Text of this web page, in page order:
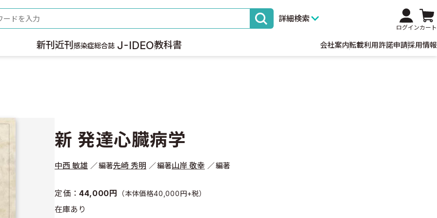
詳細検索
ログインカート
新刊 近刊 感染症総合誌 J-IDEO教科書 会社案内転載利用許諾申請採用情報
新 発達心臓病学
中西 敏雄 編著先崎 秀明 編著山岸 敬幸 編著
定価：44,000円 （本体価格40,000円+税）
在庫あり